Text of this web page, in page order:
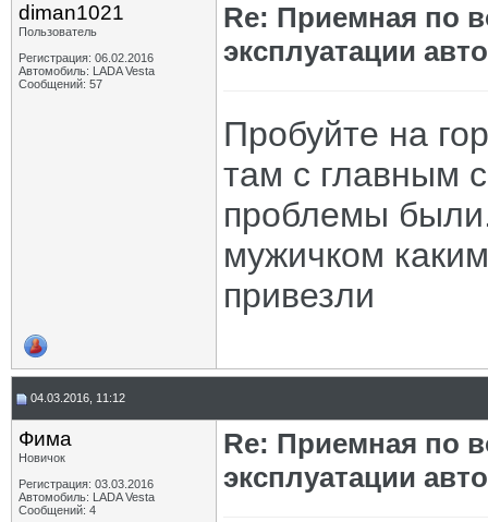
diman1021
Пользователь
Регистрация: 06.02.2016
Автомобиль: LADA Vesta
Сообщений: 57
Re: Приемная по
эксплуатации
Пробуйте на
там с главным
проблемы
мужичком
привезли
04.03.2016, 11:12
Фима
Новичок
Регистрация: 03.03.2016
Автомобиль: LADA Vesta
Сообщений: 4
Re: Приемная по
эксплуатации